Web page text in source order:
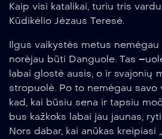
Kaip visi katalikai, turiu tris
Kūdikėlio Jėzaus Teresė.
Ilgus vaikystės metus
norėjau būti Danguole. Tas
labai glostė ausis, o ir svajonių
stropuolė. Po to nemėgau savo
kad, kai būsiu sena ir tapsiu
bus kažkoks labai jau jaunas,
Nors dabar, kai anūkas kreipiasi